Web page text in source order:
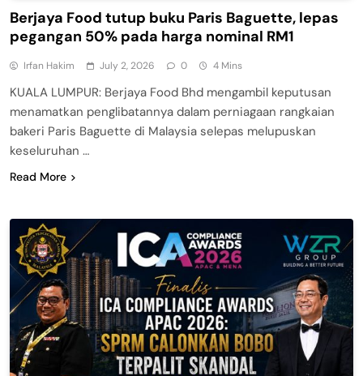
Berjaya Food tutup buku Paris Baguette, lepas
pegangan 50% pada harga nominal RM1
Irfan Hakim July 2, 2026 0 4 Mins
KUALA LUMPUR: Berjaya Food Bhd mengambil keputusan
menamatkan penglibatannya dalam perniagaan rangkaian
bakeri Paris Baguette di Malaysia selepas melupuskan
keseluruhan …
Read More